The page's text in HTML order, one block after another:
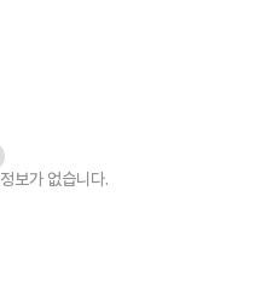
정보가 없습니다.